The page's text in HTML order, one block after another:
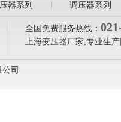
器系列 调压器系列
全国免费服务热线：
上海变压器厂家,专业生
司